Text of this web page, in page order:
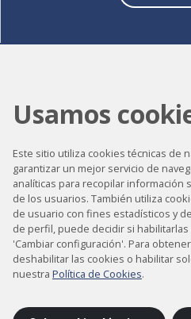
Aviso
Política de
Política de
Usamos
Este sitio utiliza cookies técnicas de
garantizar un mejor servicio de
analíticas para recopilar
de los usuarios. También utiliza
de usuario con fines estadísticos y
de perfil, puede decidir si
'Cambiar configuración'. Para
deshabilitar las cookies o habilitar
nuestra Política de Cookies.